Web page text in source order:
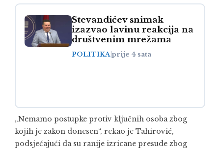
Stevandićev snimak
izazvao lavinu reakcija na
društvenim mrežama
POLITIKAprije 4 sata
„Nemamo postupke protiv ključnih osoba zbog
kojih je zakon donesen“, rekao je Tahirović,
podsjećajući da su ranije izricane presude zbog